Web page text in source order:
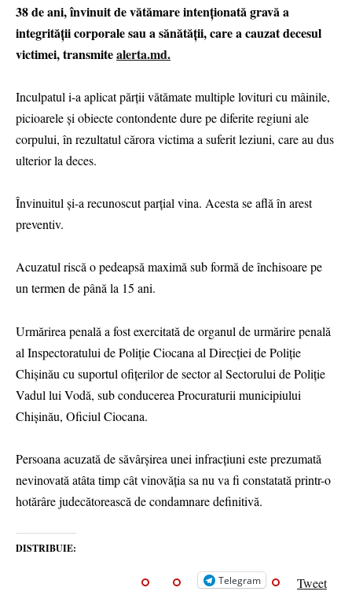
38 de ani, învinuit de vătămare intenţionată gravă a
integrităţii corporale sau a sănătăţii, care a cauzat decesul
victimei, transmitealerta.md.
Inculpatul i-a aplicat părții vătămate multiple lovituri cu mâinile,
picioarele și obiecte contondente dure pe diferite regiuni ale
corpului, în rezultatul cărora victima a suferit leziuni, care au dus
ulterior la deces.
Învinuitul și-a recunoscut parțial vina. Acesta se află în arest
preventiv.
Acuzatul riscă o pedeapsă maximă sub formă de închisoare pe
un termen de până la 15 ani.
Urmărirea penală a fost exercitată de organul de urmărire penală
al Inspectoratului de Poliție Ciocana al Direcției de Poliție
Chișinău cu suportul ofițerilor de sector al Sectorului de Poliție
Vadul lui Vodă, sub conducerea Procuraturii municipiului
Chișinău, Oficiul Ciocana.
Persoana acuzată de săvârșirea unei infracțiuni este prezumată
nevinovată atâta timp cât vinovăția sa nu va fi constatată printr-o
hotărâre judecătorească de condamnare definitivă.
DISTRIBUIE:
Telegram Tweet